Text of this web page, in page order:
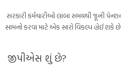
સરકારી કર્મચારીઓ લાંબા સમયથી જૂની
સામનો કરવા માટે એક સારો વિકલ્પ હોઈ શકે
જીપીએસ શું છે?